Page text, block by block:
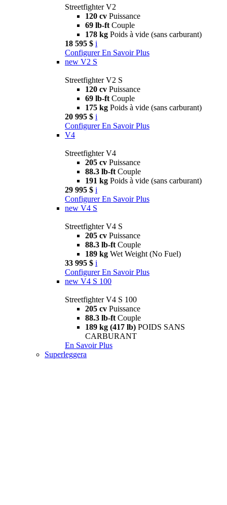
Streetfighter V2
120 cv Puissance
69 lb-ft Couple
178 kg Poids à vide (sans carburant)
18 595 $ i
Configurer En Savoir Plus
new V2 S
Streetfighter V2 S
120 cv Puissance
69 lb-ft Couple
175 kg Poids à vide (sans carburant)
20 995 $ i
Configurer En Savoir Plus
V4
Streetfighter V4
205 cv Puissance
88.3 lb-ft Couple
191 kg Poids à vide (sans carburant)
29 995 $ i
Configurer En Savoir Plus
new V4 S
Streetfighter V4 S
205 cv Puissance
88.3 lb-ft Couple
189 kg Wet Weight (No Fuel)
33 995 $ i
Configurer En Savoir Plus
new V4 S 100
Streetfighter V4 S 100
205 cv Puissance
88.3 lb-ft Couple
189 kg (417 lb) POIDS SANS
CARBURANT
En Savoir Plus
Superleggera